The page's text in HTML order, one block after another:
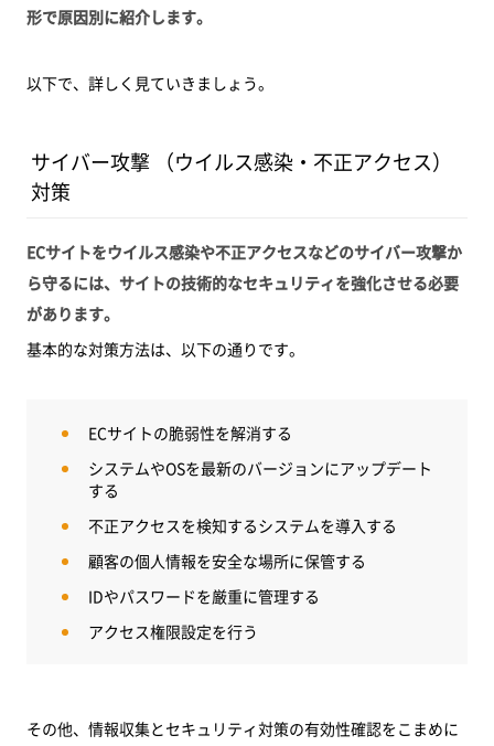
形で原因別に紹介します。
以下で、詳しく見ていきましょう。
サイバー攻撃 （ウイルス感染・不正アクセス）
対策
ECサイトをウイルス感染や不正アクセスなどのサイバー攻撃か
ら守るには、サイトの技術的なセキュリティを強化させる必要
があります。
基本的な対策方法は、以下の通りです。
ECサイトの脆弱性を解消する
システムやOSを最新のバージョンにアップデート
する
不正アクセスを検知するシステムを導入する
顧客の個人情報を安全な場所に保管する
IDやパスワードを厳重に管理する
アクセス権限設定を行う
その他、情報収集とセキュリティ対策の有効性確認をこまめに